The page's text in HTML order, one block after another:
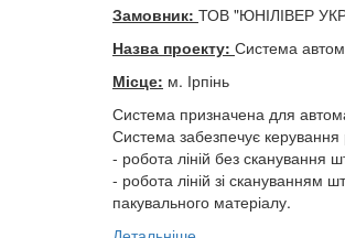
Замовник: ТОВ "ЮНІЛІВЕР
Назва проекту: Система
Місце: м. Ірпінь
Система призначена для
Система забезпечує
- робота ліній без сканування
- робота ліній зі скануванням
пакувального матеріалу.